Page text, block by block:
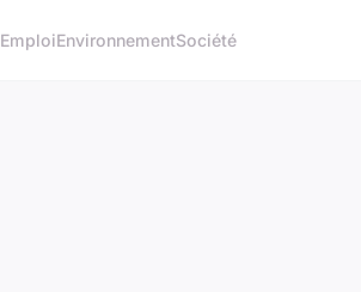
EmploiEnvironnementSociété